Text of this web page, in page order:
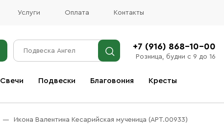
Услуги Оплата Контакты
+7 (916) 868-10-00
Розница, будни с 9 до 16
Свечи Подвески Благовония Кресты
Икона Валентина Кесарийская мученица (АРТ.00933)